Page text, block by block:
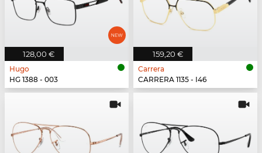
128,00 €
Hugo
HG 1388 - 003
159,20 €
Carrera
CARRERA 1135 - I46